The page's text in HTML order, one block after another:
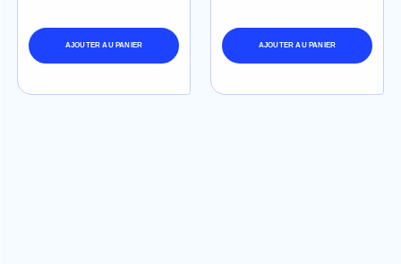
AJOUTER AU PANIER AJOUTER AU PANIER